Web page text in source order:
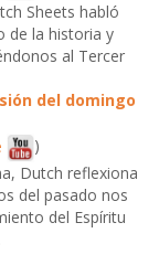
Sheets habló
de la historia y
al Tercer
del domingo
)
Dutch reflexiona
del pasado nos
del Espíritu